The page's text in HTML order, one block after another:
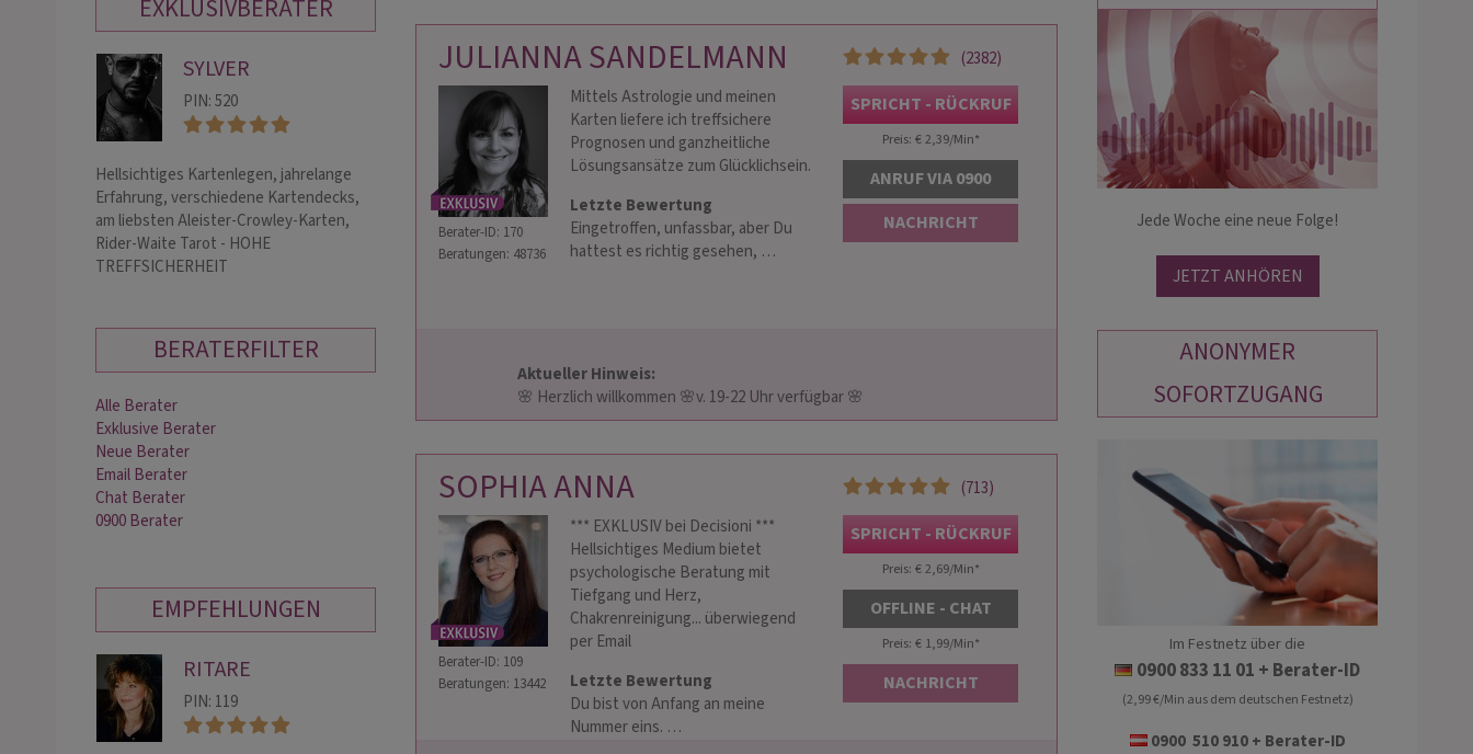
EXKLUSIVBERATER
SYLVER
PIN: 520
Hellsichtiges Kartenlegen, jahrelange
Erfahrung, verschiedene Kartendecks,
am liebsten Aleister-Crowley-Karten,
Rider-Waite Tarot - HOHE
TREFFSICHERHEIT
FREYA
PIN: 260
~ Hellsichtig, hellfühlend mit den
Botschaften aus den Sternentoren und
den Karten bin ich für Dich da und helfe
Dir die Liebesdinge und
Herausforderungen des Lebens besser
KERSTIN
PIN: 560
💎 Klarheit und Hellsicht , Intuition incl.
meiner eigenen Karten. Ich helfe dir
zügig einen klaren Blick auf die Dinge im
Leben zu bekommen.💎 ruf mich an ☎️
MARTINA-STELLA
Hellfühliges Schreibmedium der Neuen
Zeit mit hoher Trefferquote
PIN: 163
Medium der Neuen Zeit zeigt dir
Hellsicht und *treffsicherem
Sternengöttin.
BERATERFILTER
Alle Berater
Exklusive Berater
Neue Berater
Email Berater
Chat Berater
0900 Berater
EMPFEHLUNGEN
RITARE
PIN: 119
VIVIENNE
PIN: 581
MEDIUM SARAH
PIN: 100
JULIANNA SANDELMANN
Mittels Astrologie und meinen
Karten liefere ich treffsichere
Prognosen und ganzheitliche
Lösungsansätze zum Glücklichsein.
Berater-ID: 170
Beratungen: 48736
Letzte Bewertung
Eingetroffen, unfassbar, aber Du
hattest es richtig gesehen, …
(2382)
SPRICHT - RÜCKRUF
Preis: € 2,39/Min*
ANRUF VIA 0900
NACHRICHT
Aktueller Hinweis:
                        🌸 Herzlich willkommen 🌸v. 19-22 Uhr verfügbar 🌸
SOPHIA ANNA
*** EXKLUSIV bei Decisioni ***
Hellsichtiges Medium bietet
psychologische Beratung mit
Tiefgang und Herz,
Chakrenreinigung... überwiegend
per Email
Berater-ID: 109
Beratungen: 13442
Letzte Bewertung
Du bist von Anfang an meine
Nummer eins. …
(713)
SPRICHT - RÜCKRUF
Preis: € 2,69/Min*
OFFLINE - CHAT
Preis: € 1,99/Min*
NACHRICHT
Jede Woche eine neue Folge!
JETZT ANHÖREN
ANONYMER
SOFORTZUGANG
Im Festnetz über die
0900 833 11 01 + Berater-ID
(2,99 €/Min aus dem deutschen Festnetz)
0900 510 910 + Berater-ID